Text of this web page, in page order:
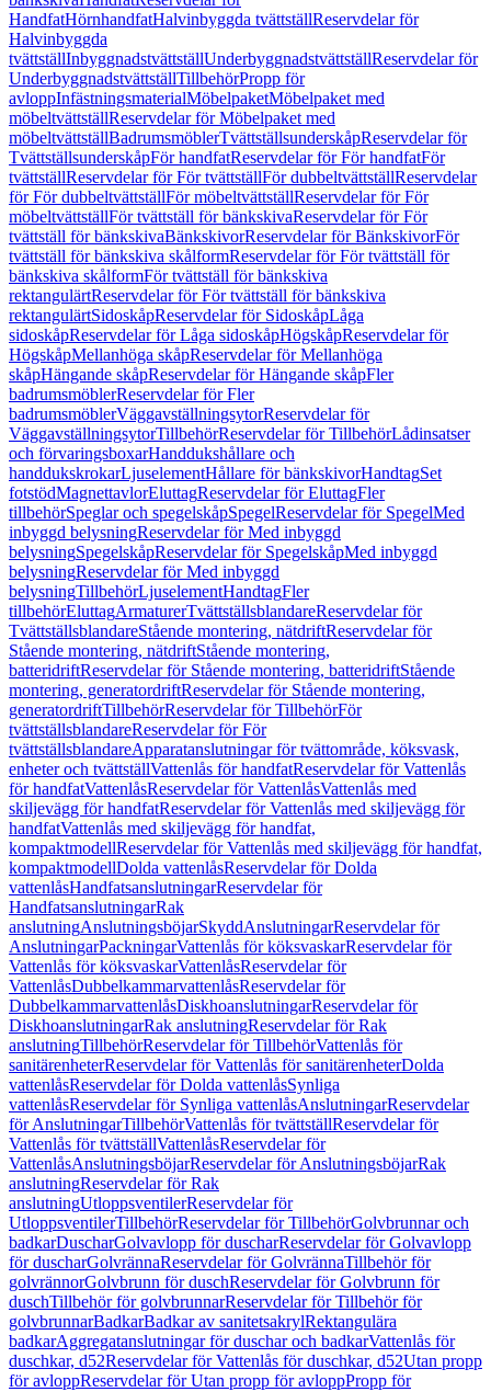
HandfatHörnhandfatHalvinbyggda tvättställReservdelar för
Halvinbyggda
tvättställInbyggnadstvättställUnderbyggnadstvättställReservdelar för
UnderbyggnadstvättställTillbehörPropp för
avloppInfästningsmaterialMöbelpaketMöbelpaket med
möbeltvättställReservdelar för Möbelpaket med
möbeltvättställBadrumsmöblerTvättställsunderskåpReservdelar för
TvättställsunderskåpFör handfatReservdelar för För handfatFör
tvättställReservdelar för För tvättställFör dubbeltvättställReservdelar
för För dubbeltvättställFör möbeltvättställReservdelar för För
möbeltvättställFör tvättställ för bänkskivaReservdelar för För
tvättställ för bänkskivaBänkskivorReservdelar för BänkskivorFör
tvättställ för bänkskiva skålformReservdelar för För tvättställ för
bänkskiva skålformFör tvättställ för bänkskiva
rektangulärtReservdelar för För tvättställ för bänkskiva
rektangulärtSidoskåpReservdelar för SidoskåpLåga
sidoskåpReservdelar för Låga sidoskåpHögskåpReservdelar för
HögskåpMellanhöga skåpReservdelar för Mellanhöga
skåpHängande skåpReservdelar för Hängande skåpFler
badrumsmöblerReservdelar för Fler
badrumsmöblerVäggavställningsytorReservdelar för
VäggavställningsytorTillbehörReservdelar för TillbehörLådinsatser
och förvaringsboxarHanddukshållare och
handdukskrokarLjuselementHållare för bänkskivorHandtagSet
fotstödMagnettavlorEluttagReservdelar för EluttagFler
tillbehörSpeglar och spegelskåpSpegelReservdelar för SpegelMed
inbyggd belysningReservdelar för Med inbyggd
belysningSpegelskåpReservdelar för SpegelskåpMed inbyggd
belysningReservdelar för Med inbyggd
belysningTillbehörLjuselementHandtagFler
tillbehörEluttagArmaturerTvättställsblandareReservdelar för
TvättställsblandareStående montering, nätdriftReservdelar för
Stående montering, nätdriftStående montering,
batteridriftReservdelar för Stående montering, batteridriftStående
montering, generatordriftReservdelar för Stående montering,
generatordriftTillbehörReservdelar för TillbehörFör
tvättställsblandareReservdelar för För
tvättställsblandareApparatanslutningar för tvättområde, köksvask,
enheter och tvättställVattenlås för handfatReservdelar för Vattenlås
för handfatVattenlåsReservdelar för VattenlåsVattenlås med
skiljevägg för handfatReservdelar för Vattenlås med skiljevägg för
handfatVattenlås med skiljevägg för handfat,
kompaktmodellReservdelar för Vattenlås med skiljevägg för handfat,
kompaktmodellDolda vattenlåsReservdelar för Dolda
vattenlåsHandfatsanslutningarReservdelar för
HandfatsanslutningarRak
anslutningAnslutningsböjarSkyddAnslutningarReservdelar för
AnslutningarPackningarVattenlås för köksvaskarReservdelar för
Vattenlås för köksvaskarVattenlåsReservdelar för
VattenlåsDubbelkammarvattenlåsReservdelar för
DubbelkammarvattenlåsDiskhoanslutningarReservdelar för
DiskhoanslutningarRak anslutningReservdelar för Rak
anslutningTillbehörReservdelar för TillbehörVattenlås för
sanitärenheterReservdelar för Vattenlås för sanitärenheterDolda
vattenlåsReservdelar för Dolda vattenlåsSynliga
vattenlåsReservdelar för Synliga vattenlåsAnslutningarReservdelar
för AnslutningarTillbehörVattenlås för tvättställReservdelar för
Vattenlås för tvättställVattenlåsReservdelar för
VattenlåsAnslutningsböjarReservdelar för AnslutningsböjarRak
anslutningReservdelar för Rak
anslutningUtloppsventilerReservdelar för
UtloppsventilerTillbehörReservdelar för TillbehörGolvbrunnar och
badkarDuscharGolvavlopp för duscharReservdelar för Golvavlopp
för duscharGolvrännaReservdelar för GolvrännaTillbehör för
golvrännorGolvbrunn för duschReservdelar för Golvbrunn för
duschTillbehör för golvbrunnarReservdelar för Tillbehör för
golvbrunnarBadkarBadkar av sanitetsakrylRektangulära
badkarAggregatanslutningar för duschar och badkarVattenlås för
duschkar, d52Reservdelar för Vattenlås för duschkar, d52Utan propp
för avloppReservdelar för Utan propp för avloppPropp för